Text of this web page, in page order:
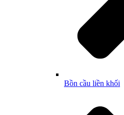
Bồn cầu liền khối